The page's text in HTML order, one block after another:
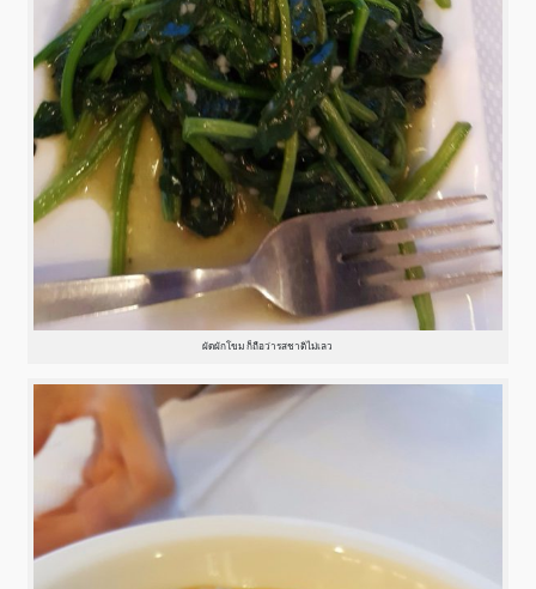
ผัดผักโขม ก็ถือว่ารสชาติไม่เลว